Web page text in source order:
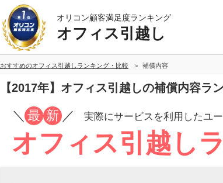
オリコン顧客満足度ランキング
オフィス引越し
おすすめのオフィス引越しランキング・比較 補償内容
【2017年】オフィス引越しの補償内容ラ
／ 最 新 ／ 実際にサービスを利用したユ
オフィス引越し